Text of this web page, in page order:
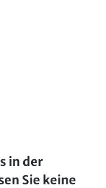
in der
Sie keine